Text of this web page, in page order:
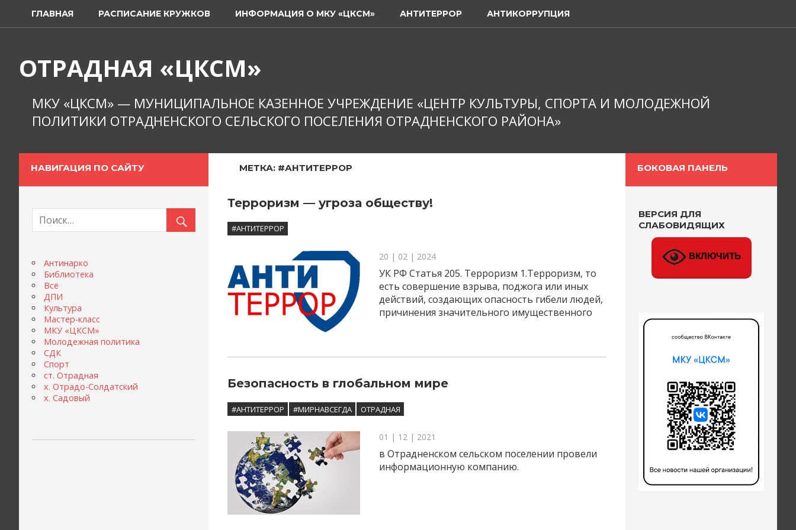
содержимому
ГЛАВНАЯ РАСПИСАНИЕ КРУЖКОВ ИНФОРМАЦИЯ О МКУ «ЦКСМ» АНТИТЕРРОР АНТИКОРРУПЦИЯ
ОТРАДНАЯ «ЦКСМ»
МКУ «ЦКСМ» — МУНИЦИПАЛЬНОЕ КАЗЕННОЕ УЧРЕЖДЕНИЕ «ЦЕНТР КУЛЬТУРЫ, СПОРТА И МОЛОДЕЖНОЙ
ПОЛИТИКИ ОТРАДНЕНСКОГО СЕЛЬСКОГО ПОСЕЛЕНИЯ ОТРАДНЕНСКОГО РАЙОНА»
МЕТКА: #АНТИТЕРРОР
Терроризм — угроза обществу!
#АНТИТЕРРОР
20 | 02 | 2024
УК РФ Статья 205. Терроризм 1.Терроризм, то
есть совершение взрыва, поджога или иных
действий, создающих опасность гибели людей,
причинения значительного имущественного
Безопасность в глобальном мире
#АНТИТЕРРОР #МИРНАВСЕГДА ОТРАДНАЯ
01 | 12 | 2021
в Отрадненском сельском поселении провели
информационную компанию.
НАВИГАЦИЯ ПО САЙТУ
Антинарко
Библиотека
Всё
ДПИ
Культура
Мастер-класс
МКУ «ЦКСМ»
Молодежная политика
СДК
Спорт
ст. Отрадная
х. Отрадо-Солдатский
х. Садовый
БОКОВАЯ ПАНЕЛЬ
ВЕРСИЯ ДЛЯ
СЛАБОВИДЯЩИХ
ВКЛЮЧИТЬ